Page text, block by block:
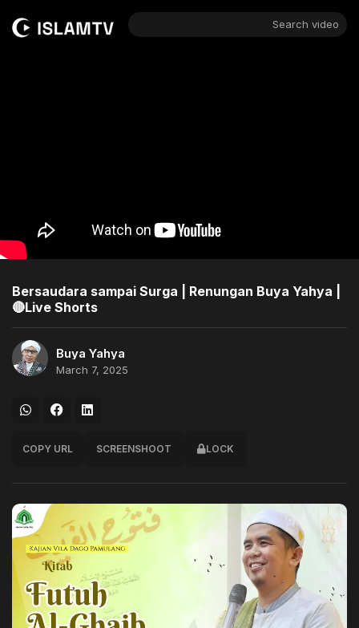
Search video
Bersaudara sampai Surga | Renungan Buya Yahya |
🔴Live Shorts
Buya Yahya
March 7, 2025
COPY URL SCREENSHOOT LOCK